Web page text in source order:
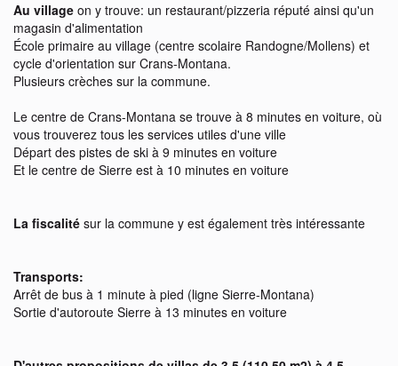
Au village on y trouve: un restaurant/pizzeria réputé ainsi qu'un
magasin d'alimentation
École primaire au village (centre scolaire Randogne/Mollens) et
cycle d'orientation sur Crans-Montana.
Plusieurs crèches sur la commune.
Le centre de Crans-Montana se trouve à 8 minutes en voiture, où
vous trouverez tous les services utiles d'une ville
Départ des pistes de ski à 9 minutes en voiture
Et le centre de Sierre est à 10 minutes en voiture
La fiscalité sur la commune y est également très intéressante
Transports:
Arrêt de bus à 1 minute à pied (ligne Sierre-Montana)
Sortie d'autoroute Sierre à 13 minutes en voiture